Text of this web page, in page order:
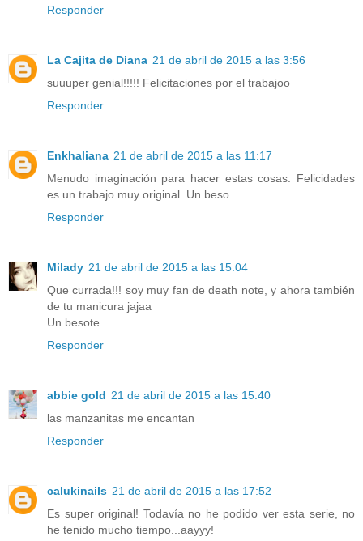
Responder
La Cajita de Diana 21 de abril de 2015 a las 3:56
suuuper genial!!!!! Felicitaciones por el trabajoo
Responder
Enkhaliana 21 de abril de 2015 a las 11:17
Menudo imaginación para hacer estas cosas. Felicidades
es un trabajo muy original. Un beso.
Responder
Milady 21 de abril de 2015 a las 15:04
Que currada!!! soy muy fan de death note, y ahora también
de tu manicura jajaa
Un besote
Responder
abbie gold 21 de abril de 2015 a las 15:40
las manzanitas me encantan
Responder
calukinails 21 de abril de 2015 a las 17:52
Es super original! Todavía no he podido ver esta serie, no
he tenido mucho tiempo...aayyy!